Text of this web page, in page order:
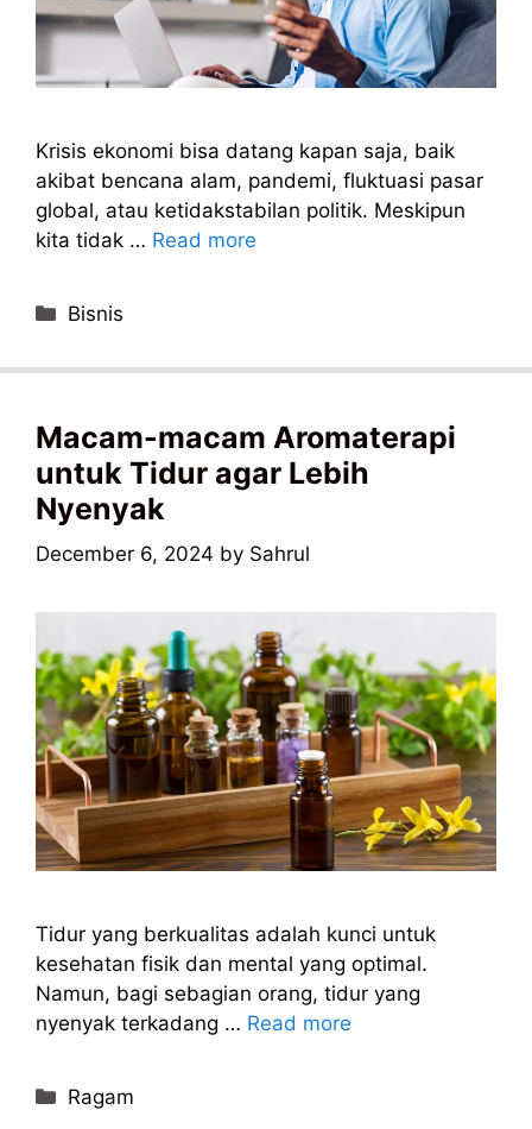
Krisis ekonomi bisa datang kapan saja, baik
akibat bencana alam, pandemi, fluktuasi pasar
global, atau ketidakstabilan politik. Meskipun
kita tidak … Read more
Categories
Bisnis
Macam-macam Aromaterapi
untuk Tidur agar Lebih
Nyenyak
December 6, 2024 by Sahrul
Tidur yang berkualitas adalah kunci untuk
kesehatan fisik dan mental yang optimal.
Namun, bagi sebagian orang, tidur yang
nyenyak terkadang … Read more
Categories
Ragam